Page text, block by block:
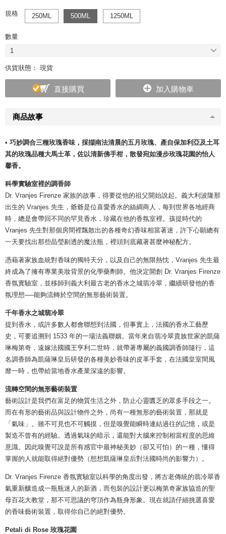
商品故事
• 巧妙調合三種玫瑰香味，採擷南法清晨的五月玫瑰、產自保加利亞及土耳
其的玫瑰品種大馬士革，佐以清新佛手柑，散發宛如漫步玫瑰花園的怡人
馨香。
科學實驗室裡的調香師
Dr. Vranjes Firenze 家族的故事，得要從他的祖父開始說起。義大利波隆那
出生的 Vranjes 先生，爺爺是位喜愛香水的絲綢商人，每到世界各地經商
時，總是會帶回不同的罕見香水，珍藏在他的香氛室裡。孩提時代的
Vranjes 先生對那個房間裡飄散出的各種奇幻香味相當著迷，許下心願總有
一天要找出那些晶瑩剔透的魔法瓶，裡頭到底藏著甚麼神秘配方。
憑藉著家族血統對香味的獨特天分，以及自己的無限熱忱，Vranjes 先生最
終成為了擁有專業美妝背景的化學藥劑師。他決定開創 Dr. Vranjes Firenze
香氛實驗室，並移師到義大利最古老的香水之城翡冷翠，繼續研發他的香
氛理想──能夠流轉於空間的無形藝術裝置。
千年香水之城翡冷翠
提到香水，或許多數人都會聯想到法國，但事實上，法國的香水工藝歷
史，可要追溯到 1533 年的一場法義聯姻。當年來自翡冷翠貴族世家的凱薩
琳梅第奇，遠嫁法國國王亨利二世時，就帶著專屬的義國調香師隨行，這
名調香師為凱薩琳皇后研發的各種美妙香味的皮革手套，在法國皇室間風
靡一時，也帶給當地香水產業深遠的影響。
流轉空間的無形藝術裝置
藝術設計是我們在富足的物質生活之外，防止心靈匱乏的眾多手段之一。
而在有形的藝術品與設計物件之外，尚有一種無形的藝術裝置，那就是
「氣味」。雖不可見也不可觸摸，但是嗅覺能瞬時連結過往的記憶，或是
製造不曾有的經驗。透過氣味的暗示，還能對大腦來控制相當程度的思維
意識。因此嗅覺可說是所有感官中最神秘美妙（卻又可怕）的一種，懂得
掌握的人就能取得絕對優勢（想想凱薩琳皇后對法國時尚的影響力）。
Dr. Vranjes Firenze 香氛實驗室以科學的角度出發，將古老傳統的翡冷翠香
氣重新釀造成一瓶瓶迷人的新酒，而包裝的設計更以梅第奇家族協造的聖
母百花大教堂，那不可思議的穹頂作為瓶身形象。現在就請仔細挑選喜愛
的香味藝術裝置，取得你自己的絕對優勢。
Petali di Rose 玫瑰花園
規格 250ML 500ML 1250ML
數量
1
供貨狀態： 現貨
直接購買 加入購物車